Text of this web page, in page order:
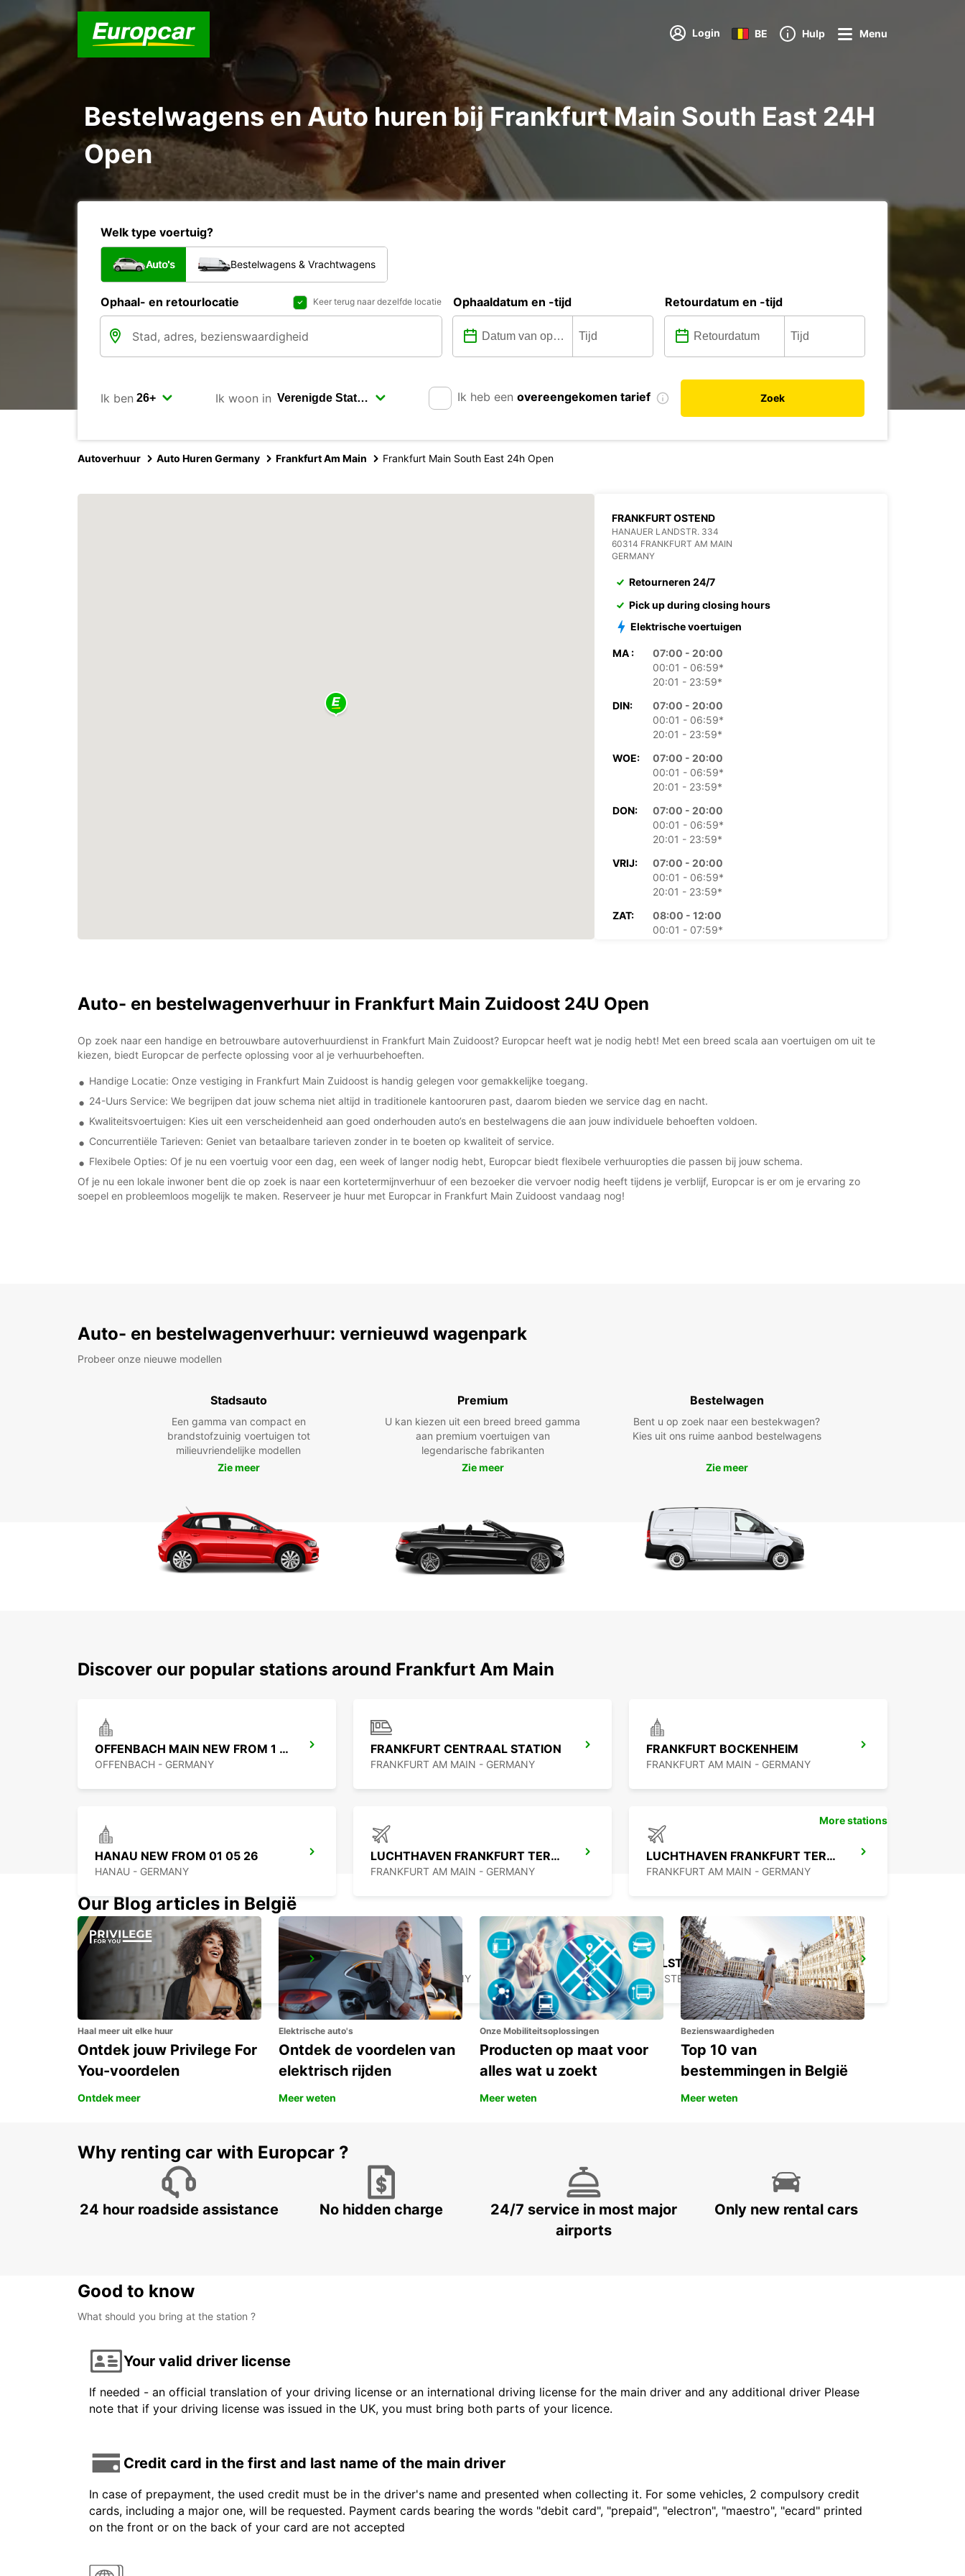
Login BE Hulp Menu
Bestelwagens en Auto huren bij Frankfurt Main South East 24H
Open
Welk type voertuig?
Auto's Bestelwagens & Vrachtwagens
Ophaal- en retourlocatie Keer terug naar dezelfde locatie Ophaaldatum en -tijd Retourdatum en -tijd
Ik ben Ik woon in Ik heb een overeengekomen tarief Zoek
Autoverhuur Auto Huren Germany Frankfurt Am Main Frankfurt Main South East 24h Open
FRANKFURT OSTEND
HANAUER LANDSTR. 334
60314 FRANKFURT AM MAIN
GERMANY
Retourneren 24/7
Pick up during closing hours
Elektrische voertuigen
MA :
07:00 - 20:00
00:01 - 06:59*
20:01 - 23:59*
DIN:
07:00 - 20:00
00:01 - 06:59*
20:01 - 23:59*
WOE:
07:00 - 20:00
00:01 - 06:59*
20:01 - 23:59*
DON:
07:00 - 20:00
00:01 - 06:59*
20:01 - 23:59*
VRIJ:
07:00 - 20:00
00:01 - 06:59*
20:01 - 23:59*
ZAT:
08:00 - 12:00
00:01 - 07:59*
These opening hours may vary due to public holidays.
Routebeschrijving
Auto- en bestelwagenverhuur in Frankfurt Main Zuidoost 24U Open
Op zoek naar een handige en betrouwbare autoverhuurdienst in Frankfurt Main Zuidoost? Europcar heeft wat je nodig hebt! Met een breed scala aan voertuigen om uit te
kiezen, biedt Europcar de perfecte oplossing voor al je verhuurbehoeften.
Handige Locatie: Onze vestiging in Frankfurt Main Zuidoost is handig gelegen voor gemakkelijke toegang.
24-Uurs Service: We begrijpen dat jouw schema niet altijd in traditionele kantooruren past, daarom bieden we service dag en nacht.
Kwaliteitsvoertuigen: Kies uit een verscheidenheid aan goed onderhouden auto’s en bestelwagens die aan jouw individuele behoeften voldoen.
Concurrentiële Tarieven: Geniet van betaalbare tarieven zonder in te boeten op kwaliteit of service.
Flexibele Opties: Of je nu een voertuig voor een dag, een week of langer nodig hebt, Europcar biedt flexibele verhuuropties die passen bij jouw schema.
Of je nu een lokale inwoner bent die op zoek is naar een kortetermijnverhuur of een bezoeker die vervoer nodig heeft tijdens je verblijf, Europcar is er om je ervaring zo
soepel en probleemloos mogelijk te maken. Reserveer je huur met Europcar in Frankfurt Main Zuidoost vandaag nog!
Auto- en bestelwagenverhuur: vernieuwd wagenpark
Probeer onze nieuwe modellen
Stadsauto
Een gamma van compact en
brandstofzuinig voertuigen tot
milieuvriendelijke modellen
Zie meer
Premium
U kan kiezen uit een breed breed gamma
aan premium voertuigen van
legendarische fabrikanten
Zie meer
Bestelwagen
Bent u op zoek naar een bestekwagen?
Kies uit ons ruime aanbod bestelwagens
Zie meer
Discover our popular stations around Frankfurt Am Main
OFFENBACH MAIN NEW FROM 1 8 26
OFFENBACH - GERMANY
FRANKFURT CENTRAAL STATION
FRANKFURT AM MAIN - GERMANY
FRANKFURT BOCKENHEIM
FRANKFURT AM MAIN - GERMANY
HANAU NEW FROM 01 05 26
HANAU - GERMANY
LUCHTHAVEN FRANKFURT TERMINAL 3
FRANKFURT AM MAIN - GERMANY
LUCHTHAVEN FRANKFURT TERMINAL 1
FRANKFURT AM MAIN - GERMANY
BAD HOMBURG
BAD HOMBURG - GERMANY
LANGEN
LANGEN - GERMANY
KELSTERBACH
KELSTERBACH - GERMANY
More stations
Our Blog articles in België
Haal meer uit elke huur
Ontdek jouw Privilege For
You-voordelen
Ontdek meer
Elektrische auto's
Ontdek de voordelen van
elektrisch rijden
Meer weten
Onze Mobiliteitsoplossingen
Producten op maat voor
alles wat u zoekt
Meer weten
Bezienswaardigheden
Top 10 van
bestemmingen in België
Meer weten
Why renting car with Europcar ?
24 hour roadside assistance No hidden charge
24/7 service in most major
airports
Only new rental cars
Good to know
What should you bring at the station ?
Your valid driver license
If needed - an official translation of your driving license or an international driving license for the main driver and any additional driver Please
note that if your driving license was issued in the UK, you must bring both parts of your licence.
Credit card in the first and last name of the main driver
In case of prepayment, the used credit must be in the driver's name and presented when collecting it. For some vehicles, 2 compulsory credit
cards, including a major one, will be requested. Payment cards bearing the words "debit card", "prepaid", "electron", "maestro", "ecard" printed
on the front or on the back of your card are not accepted